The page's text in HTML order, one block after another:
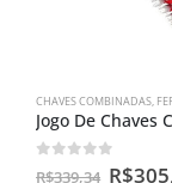
CHAVES COMBINADAS,
out of 5
R$339,34 R$